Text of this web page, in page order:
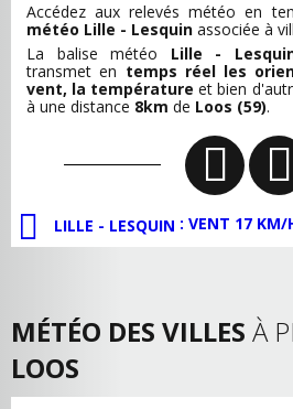
Accédez aux relevés météo en
météo Lille - Lesquin associée à
La balise météo Lille -
transmet en temps réel les
vent, la température et bien
à une distance 8km de Loos (59).
LILLE - LESQUIN : VENT 17
MÉTÉO DES VILLES À
LOOS